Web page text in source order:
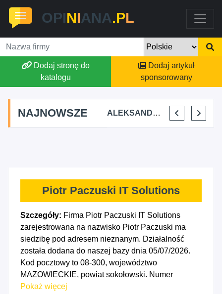
OPINIANA.PL
Dodaj stronę do
katalogu
Dodaj artykuł
sponsorowany
NAJNOWSZE
AGSON AGNIESZKA SUCHWAŁKO ALEKSANDAR MITREV PRZEM-KO PRZEMYSŁAW KOWALSKI
Piotr Paczuski IT Solutions
Szczegóły: Firma Piotr Paczuski IT Solutions
zarejestrowana na nazwisko Piotr Paczuski ma
siedzibę pod adresem nieznanym. Działalność
została dodana do naszej bazy dnia 05/07/2026.
Kod pocztowy to 08-300, województwo
MAZOWIECKIE, powiat sokołowski. Numer
Identyfikacji Podatkowej NIP to 8231677681, a
Pokaż więcej